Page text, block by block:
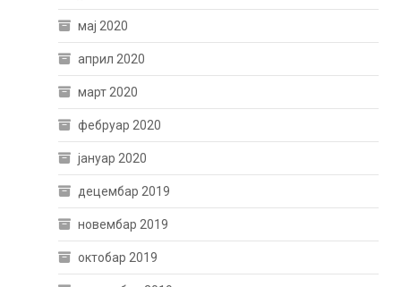
мај 2020
април 2020
март 2020
фебруар 2020
јануар 2020
децембар 2019
новембар 2019
октобар 2019